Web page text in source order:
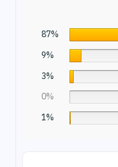
87%
9%
3%
0%
1%